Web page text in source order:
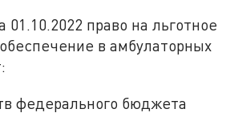
01.10.2022 право на льготное
в амбулаторных
федерального бюджета